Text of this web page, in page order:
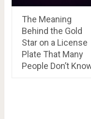
The Meaning
Behind the Gold
Star on a License
Plate That Many
People Don’t